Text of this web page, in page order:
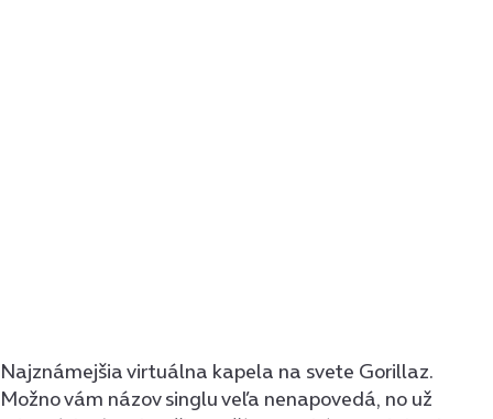
Najznámejšia virtuálna kapela na svete Gorillaz.
Možno vám názov singlu veľa nenapovedá, no už